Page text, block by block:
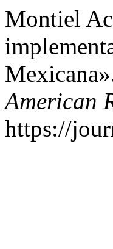
Montiel
American
https://